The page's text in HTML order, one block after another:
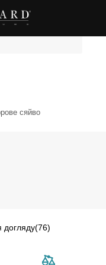
сяйво
догляду(76)